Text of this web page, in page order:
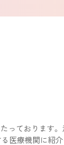
ております
医療機関に紹介